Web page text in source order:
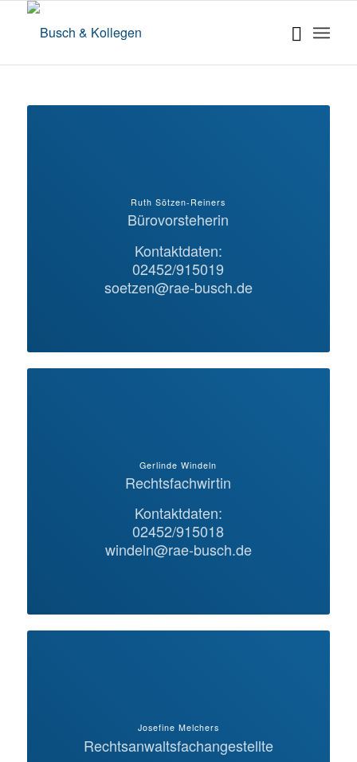
Ruth Sötzen-Reiners
Bürovorsteherin
Kontaktdaten:
02452/915019
soetzen@rae-busch.de
Gerlinde Windeln
Rechtsfachwirtin
Kontaktdaten:
02452/915018
windeln@rae-busch.de
Josefine Melchers
Rechtsanwaltsfachangestellte